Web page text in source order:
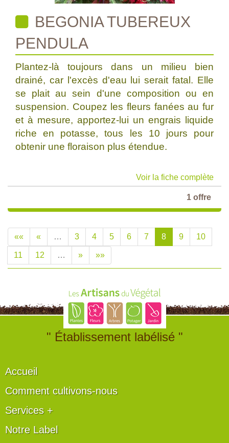
BEGONIA TUBEREUX
PENDULA
Plantez-là toujours dans un milieu bien
drainé, car l'excès d'eau lui serait fatal. Elle
se plait au sein d'une composition ou en
suspension. Coupez les fleurs fanées au fur
et à mesure, apportez-lui un engrais liquide
riche en potasse, tous les 10 jours pour
obtenir une floraison plus étendue.
Voir la fiche complète
1 offre
«« « … 3 4 5 6 7 8 9 10
11 12 … » »»
" Établissement labélisé "
Accueil
Comment cultivons-nous
Services +
Notre Label